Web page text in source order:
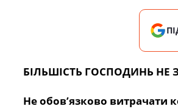
БІЛЬШІСТЬ ГОСПОДИНЬ НЕ
Не обов’язково витрачати